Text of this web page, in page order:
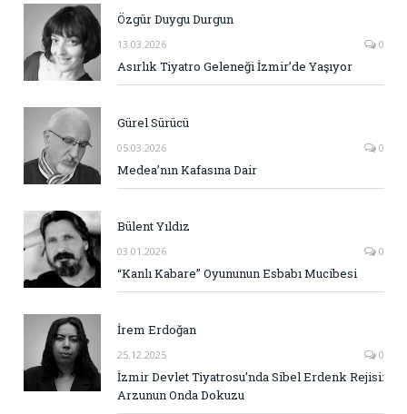
Özgür Duygu Durgun
13.03.2026 0
Asırlık Tiyatro Geleneği İzmir’de Yaşıyor
Gürel Sürücü
05.03.2026 0
Medea’nın Kafasına Dair
Bülent Yıldız
03.01.2026 0
“Kanlı Kabare” Oyununun Esbabı Mucibesi
İrem Erdoğan
25.12.2025 0
İzmir Devlet Tiyatrosu’nda Sibel Erdenk Rejisi:
Arzunun Onda Dokuzu